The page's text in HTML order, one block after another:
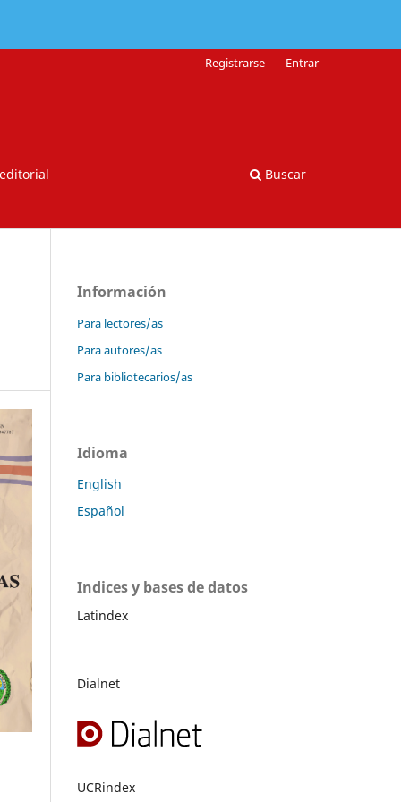
Buscar
Registrarse Entrar
Información
Para lectores/as
Para autores/as
Para bibliotecarios/as
Idioma
English
Español
Indices y bases de datos
Latindex
Dialnet
UCRindex